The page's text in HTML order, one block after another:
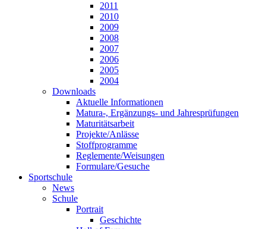
2011
2010
2009
2008
2007
2006
2005
2004
Downloads
Aktuelle Informationen
Matura-, Ergänzungs- und Jahresprüfungen
Maturitätsarbeit
Projekte/Anlässe
Stoffprogramme
Reglemente/Weisungen
Formulare/Gesuche
Sportschule
News
Schule
Portrait
Geschichte